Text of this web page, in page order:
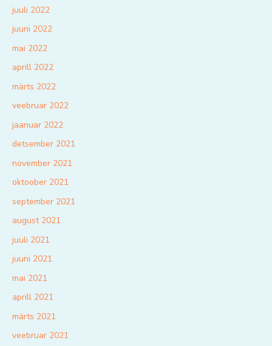
juuli 2022
juuni 2022
mai 2022
aprill 2022
märts 2022
veebruar 2022
jaanuar 2022
detsember 2021
november 2021
oktoober 2021
september 2021
august 2021
juuli 2021
juuni 2021
mai 2021
aprill 2021
märts 2021
veebruar 2021